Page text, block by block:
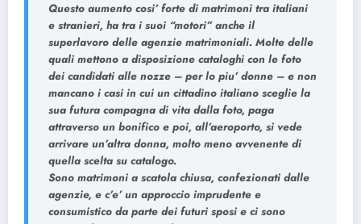
Questo aumento cosi’ forte di matrimoni tra italiani
e stranieri, ha tra i suoi “motori” anche il
superlavoro delle agenzie matrimoniali. Molte delle
quali mettono a disposizione cataloghi con le foto
dei candidati alle nozze – per lo piu’ donne – e non
mancano i casi in cui un cittadino italiano sceglie la
sua futura compagna di vita dalla foto, paga
attraverso un bonifico e poi, all’aeroporto, si vede
arrivare un’altra donna, molto meno avvenente di
quella scelta su catalogo.
Sono matrimoni a scatola chiusa, confezionati dalle
agenzie, e c’e’ un approccio imprudente e
consumistico da parte dei futuri sposi e ci sono